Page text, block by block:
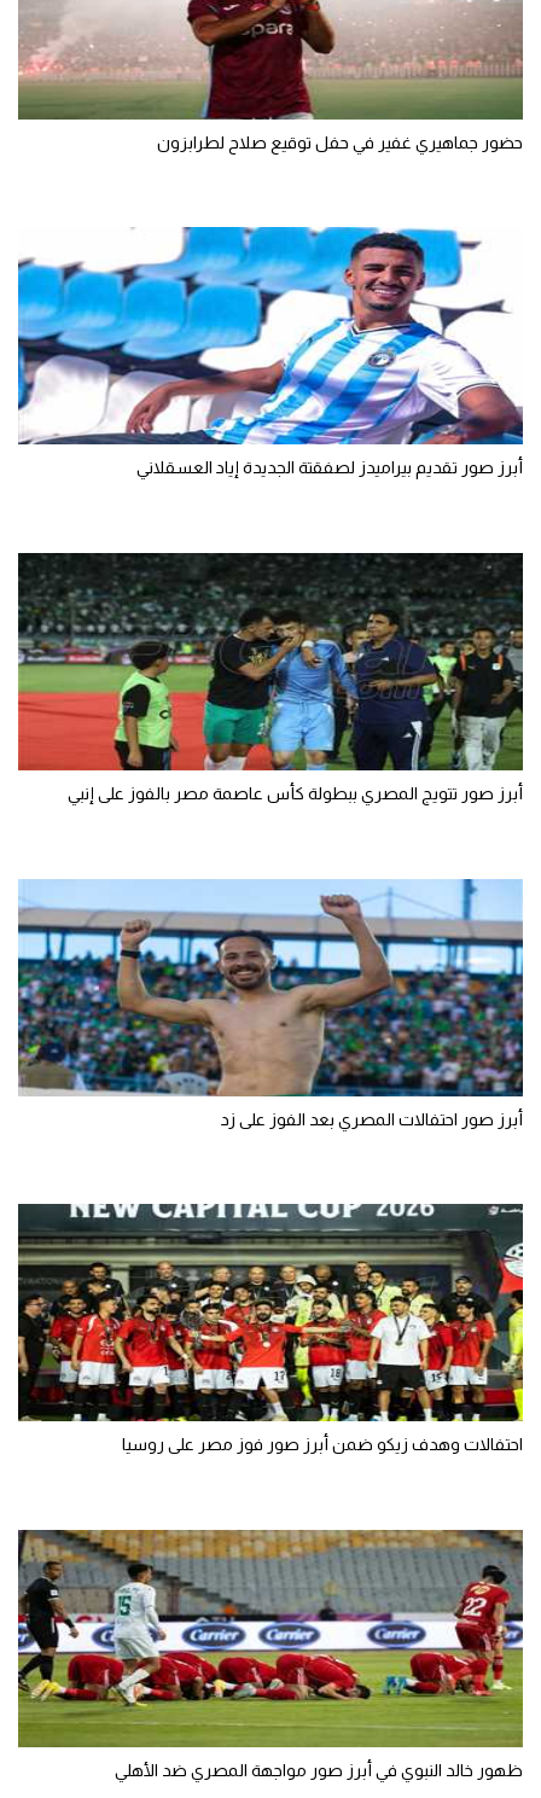
حضور جماهيري غفير في حفل توقيع صلاح لطرابزون
أبرز صور تقديم بيراميدز لصفقتة الجديدة إياد العسقلاني
أبرز صور تتويج المصري ببطولة كأس عاصمة مصر بالفوز على إنبي
أبرز صور احتفالات المصري بعد الفوز على زد
احتفالات وهدف زيكو ضمن أبرز صور فوز مصر على روسيا
ظهور خالد النبوي في أبرز صور مواجهة المصري ضد الأهلي